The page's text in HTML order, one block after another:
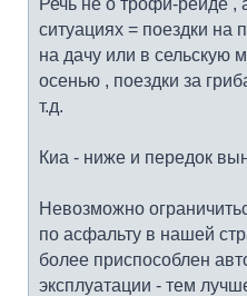
Речь не о трофи-рейде
ситуациях = поездки на
на дачу или в сельскую
осенью , поездки за
т.д.
Киа - ниже и передок
Невозможно
по асфальту в нашей
более приспособлен
эксплуатации - тем